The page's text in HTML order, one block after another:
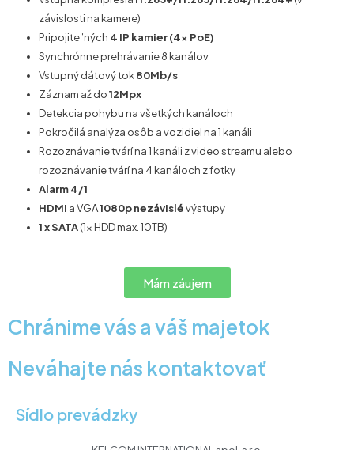
závislosti na kamere)
Pripojiteľných 4 IP kamier (4x PoE)
Synchrónne prehrávanie 8 kanálov
Vstupný dátový tok80Mb/s
Záznam až do12Mpx
Detekcia pohybu na všetkých kanáloch
Pokročilá analýza osôb a vozidiel na 1 kanáli
Rozoznávanie tvárí na 1 kanáli z video streamu alebo
rozoznávanie tvárí na 4 kanáloch z fotky
Alarm 4/1
HDMI a VGA1080p nezávislévýstupy
1 x SATA(1x HDD max. 10TB)
Mám záujem
Chránime vás a váš majetok
Neváhajte nás kontaktovať
Sídlo prevádzky